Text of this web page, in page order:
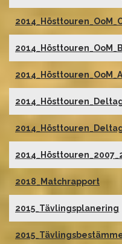
2018_Matchrapport
2015_Tävlingsplanering